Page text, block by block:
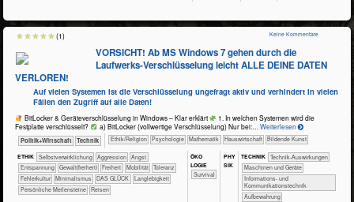
VORSICHT! Ab MS Windows 7 gehen durch die
Laufwerks-Verschlüsselung leicht ALLE DEINE DATEN
VERLOREN!
Auf vielen Systemen ist die Verschlüsselung ungefragt aktiv und verhindert in vielen
Fällen den Zugriff auf alle Daten!
BitLocker & Geräteverschlüsselung in Windows – Klar erklärt
1. In welchen Systemen wird die
Festplatte verschlüsselt?
a) BitLocker (vollwertige Verschlüsselung) Nur bei:… WeiterlesenVORSICHT!
Ab
MS
Windows
7
gehen
durch
die
​​​​​​​​​Politik+​Wirtschaft ​Technik ​​​​​​​​​​Ethik/​Religion ​​​​​​​​​​Psychologie ​​​​​​Mathematik ​Haus­wirtschaft Bildende Kunst
ETHIK ​​​​​​​​​​​​​​​​​​​​​​​​​​​​​​​​​​​​​​​​Selbst­verwirklichung ​​​​​​​​​​​​​Aggression
​​​​​​​​​​​​​Angst
​​​​​​​​​​​​​Entspannung
​​​​Gewalt(freiheit) ​​​Freiheit ​​​Mobilität
​​​Toleranz
​​Fehlerkultur
​​Minimalismus DAS GLÜCK
Langlebigkeit
Persönliche Meilensteine
Reisen
ÖKO​
LOGIE
​​​​​​​​​​​​Survival
PHY​
SIK
TECH​NIK ​​​​​​Technik-Auswirkungen
​​​​Maschinen und Geräte
​​​Informations- und
Kommunikationstechnik
Aufbewahrung
Keine Kommentare
(1)